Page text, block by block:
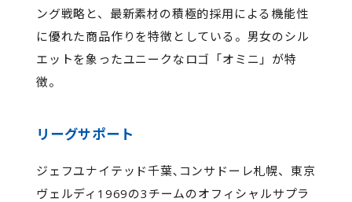
ング戦略と、最新素材の積極的採用による機能性
に優れた商品作りを特徴としている。男女のシル
エットを象ったユニークなロゴ「オミニ」が特
徴。
リーグサポート
ジェフユナイテッド千葉､コンサドーレ札幌、東京
ヴェルディ1969の3チームのオフィシャルサプラ